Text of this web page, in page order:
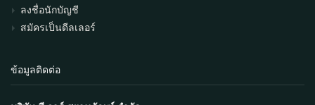
ลงชื่อนักบัญชี
สมัครเป็นดีลเลอร์
ข้อมูลติดต่อ